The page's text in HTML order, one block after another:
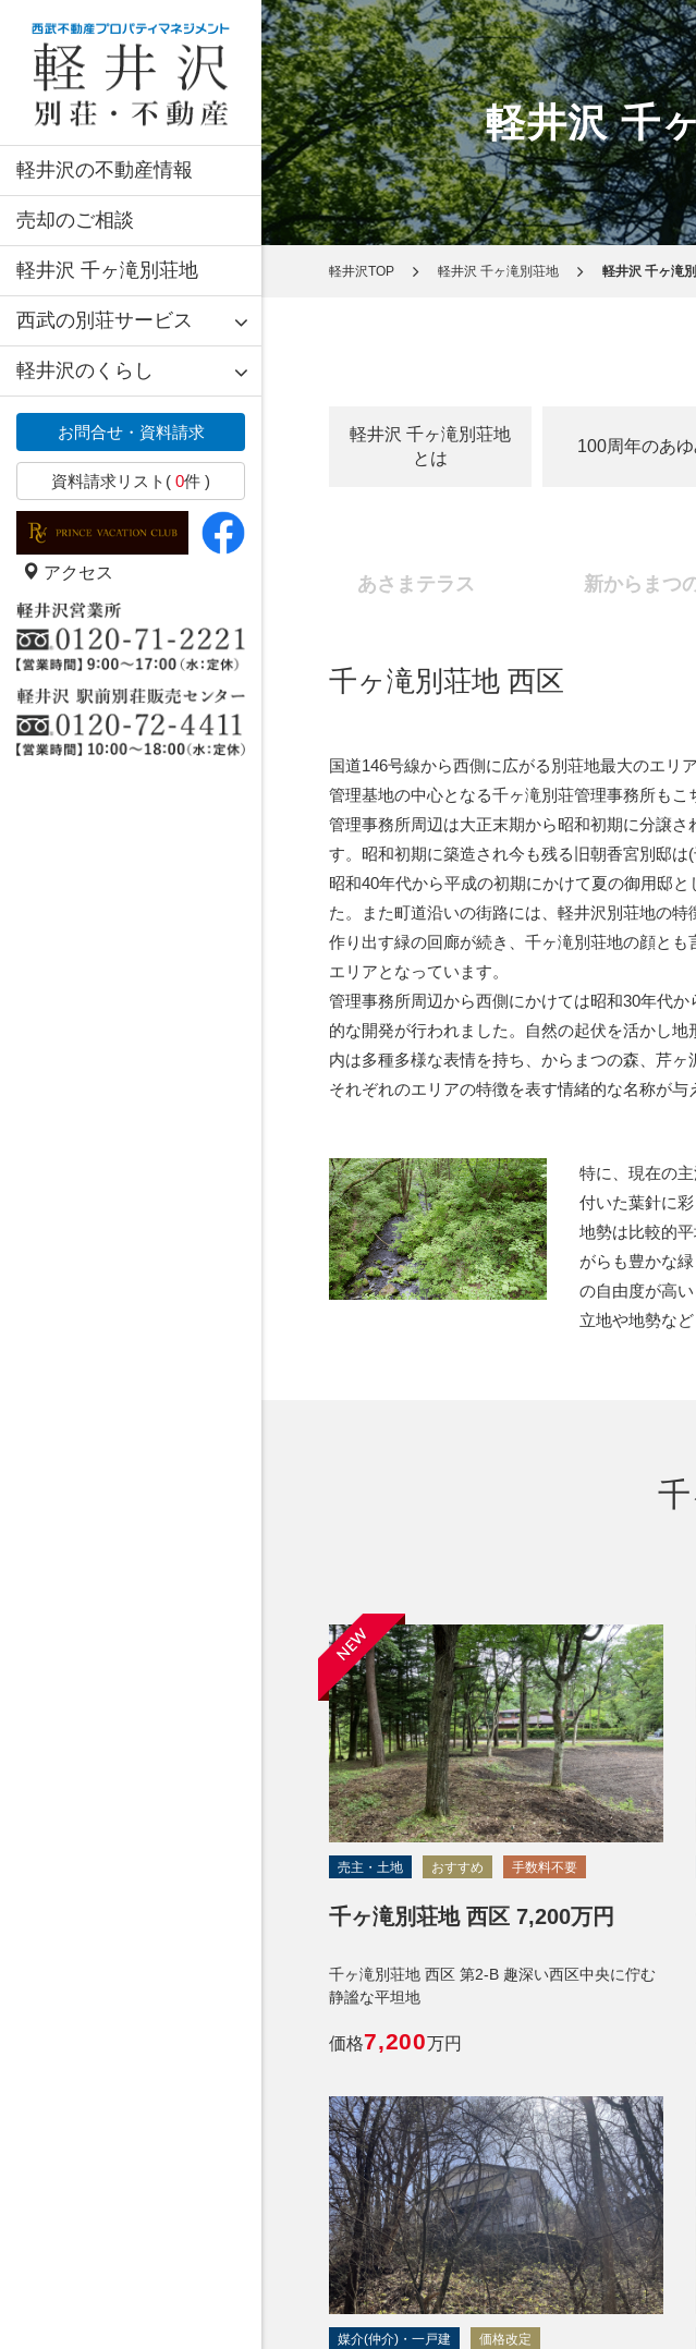
軽井沢の不動産情報
売却のご相談
軽井沢 千ヶ滝別荘地
西武の別荘サービス
軽井沢のくらし
お問合せ・資料請求
資料請求リスト( 0件 )
アクセス
軽井沢 千
軽井沢TOP 軽井沢 千ヶ滝別荘地 軽井沢 千ヶ滝
軽井沢 千ヶ滝別荘地
とは
100周年のあ
あさまテラス 新からまつ
千ヶ滝別荘地 西区
国道146号線から西側に広がる別荘地最大のエリア
管理基地の中心となる千ヶ滝別荘管理事務所もこ
管理事務所周辺は大正末期から昭和初期に分譲さ
す。昭和初期に築造され今も残る旧朝香宮別邸は
昭和40年代から平成の初期にかけて夏の御用邸と
た。また町道沿いの街路には、軽井沢別荘地の特
作り出す緑の回廊が続き、千ヶ滝別荘地の顔とも
エリアとなっています。
管理事務所周辺から西側にかけては昭和30年代
的な開発が行われました。自然の起伏を活かし地
内は多種多様な表情を持ち、からまつの森、芹ヶ
それぞれのエリアの特徴を表す情緒的な名称が与
特に、現在の
付いた葉針に彩
地勢は比較的
がらも豊かな
の自由度が高い
立地や地勢な
NEW
売主・土地 おすすめ 手数料不要
千ヶ滝別荘地 西区 7,200万円
千ヶ滝別荘地 西区 第2‐B 趣深い西区中央に佇む
静謐な平坦地
価格7,200万円
媒介(仲介)・一戸建 価格改定